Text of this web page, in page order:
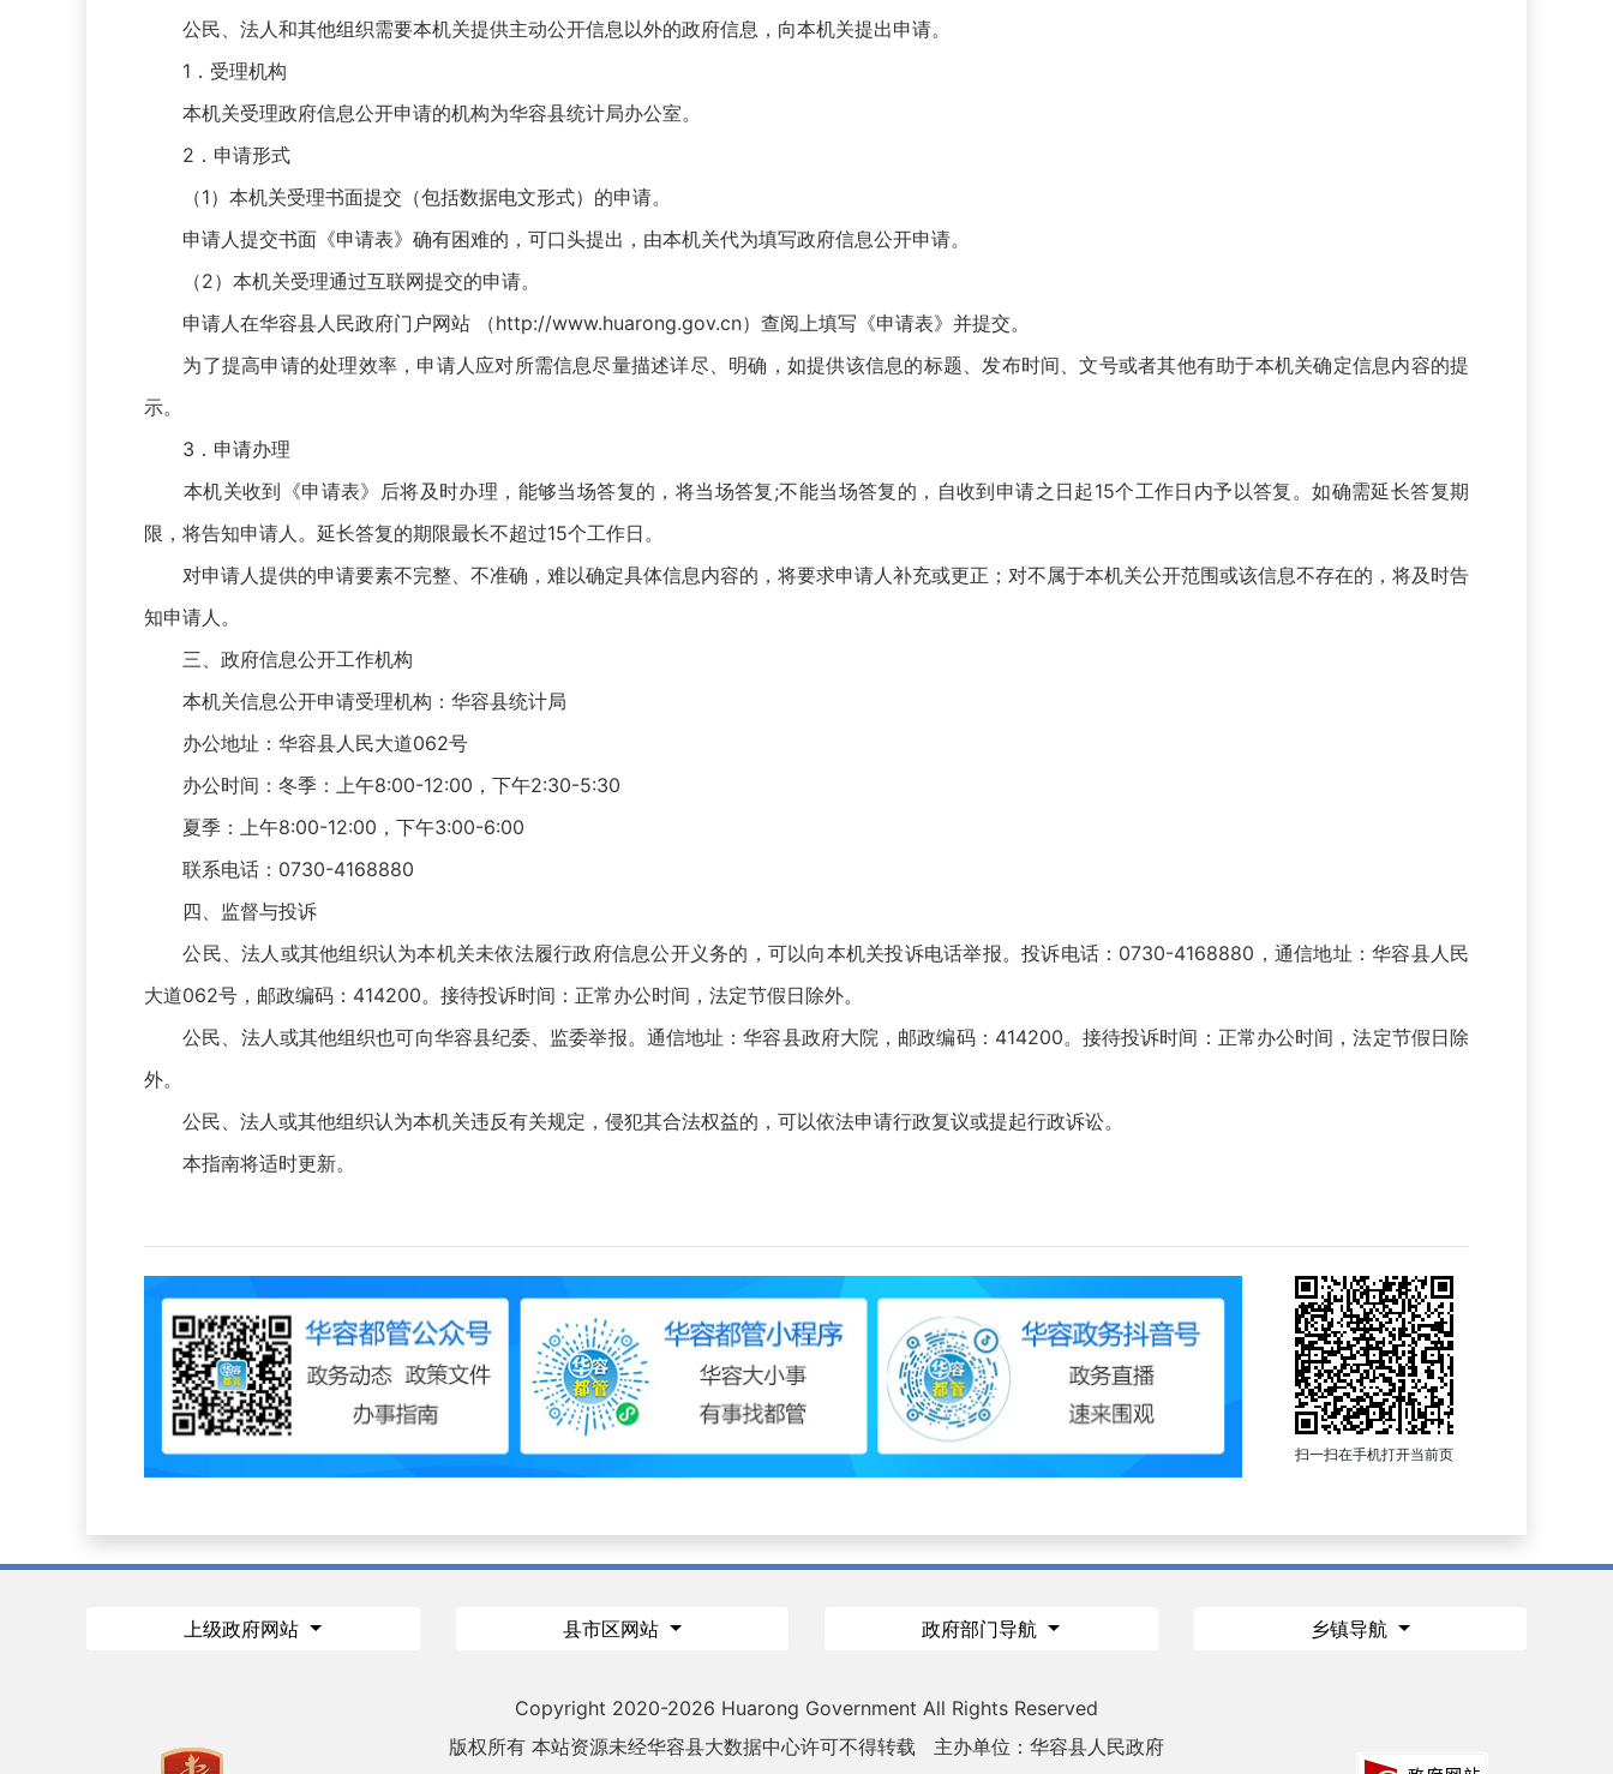
公民、法人和其他组织需要本机关提供主动公开信息以外的政府信息，向本机关提出申请。
1．受理机构
本机关受理政府信息公开申请的机构为华容县统计局办公室。
2．申请形式
（1）本机关受理书面提交（包括数据电文形式）的申请。
申请人提交书面《申请表》确有困难的，可口头提出，由本机关代为填写政府信息公开申请。
（2）本机关受理通过互联网提交的申请。
申请人在华容县人民政府门户网站 （http://www.huarong.gov.cn）查阅上填写《申请表》并提交。
为了提高申请的处理效率，申请人应对所需信息尽量描述详尽、明确，如提供该信息的标题、发布时间、文号或者其他有助于本机关确定信息内容的提
示。
3．申请办理
本机关收到《申请表》后将及时办理，能够当场答复的，将当场答复;不能当场答复的，自收到申请之日起15个工作日内予以答复。如确需延长答复期
限，将告知申请人。延长答复的期限最长不超过15个工作日。
对申请人提供的申请要素不完整、不准确，难以确定具体信息内容的，将要求申请人补充或更正；对不属于本机关公开范围或该信息不存在的，将及时告
知申请人。
三、政府信息公开工作机构
本机关信息公开申请受理机构：华容县统计局
办公地址：华容县人民大道062号
办公时间：冬季：上午8:00-12:00，下午2:30-5:30
夏季：上午8:00-12:00，下午3:00-6:00
联系电话：0730-4168880
四、监督与投诉
公民、法人或其他组织认为本机关未依法履行政府信息公开义务的，可以向本机关投诉电话举报。投诉电话：0730-4168880，通信地址：华容县人民
大道062号，邮政编码：414200。接待投诉时间：正常办公时间，法定节假日除外。
公民、法人或其他组织也可向华容县纪委、监委举报。通信地址：华容县政府大院，邮政编码：414200。接待投诉时间：正常办公时间，法定节假日除
外。
公民、法人或其他组织认为本机关违反有关规定，侵犯其合法权益的，可以依法申请行政复议或提起行政诉讼。
本指南将适时更新。
扫一扫在手机打开当前页
上级政府网站 县市区网站 政府部门导航 乡镇导航
Copyright 2020-2026 Huarong Government All Rights Reserved
版权所有 本站资源未经华容县大数据中心许可不得转载
主办单位：华容县人民政府